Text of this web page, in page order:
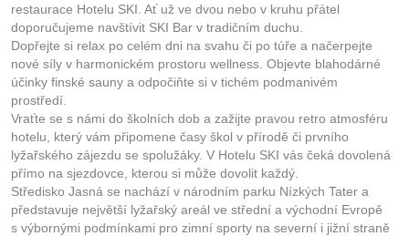
restaurace Hotelu SKI. Ať už ve dvou nebo v kruhu přátel
doporučujeme navštívit SKI Bar v tradičním duchu.
Dopřejte si relax po celém dni na svahu či po túře a načerpejte
nové síly v harmonickém prostoru wellness. Objevte blahodárné
účinky finské sauny a odpočiňte si v tichém podmanivém
prostředí.
Vraťte se s námi do školních dob a zažijte pravou retro atmosféru
hotelu, který vám připomene časy škol v přírodě či prvního
lyžařského zájezdu se spolužáky. V Hotelu SKI vás čeká dovolená
přímo na sjezdovce, kterou si může dovolit každý.
Středisko Jasná se nachází v národním parku Nízkých Tater a
představuje největší lyžařský areál ve střední a východní Evropě
s výbornými podmínkami pro zimní sporty na severní i jižní straně